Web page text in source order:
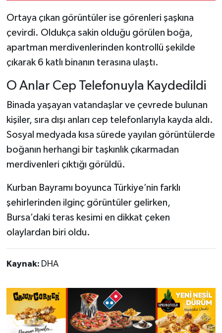
Ortaya çıkan görüntüler ise görenleri şaşkına
çevirdi. Oldukça sakin olduğu görülen boğa,
apartman merdivenlerinden kontrollü şekilde
çıkarak 6 katlı binanın terasına ulaştı.
O Anlar Cep Telefonuyla Kaydedildi
Binada yaşayan vatandaşlar ve çevrede bulunan
kişiler, sıra dışı anları cep telefonlarıyla kayda aldı.
Sosyal medyada kısa sürede yayılan görüntülerde
boğanın herhangi bir taşkınlık çıkarmadan
merdivenleri çıktığı görüldü.
Kurban Bayramı boyunca Türkiye’nin farklı
şehirlerinden ilginç görüntüler gelirken,
Bursa’daki teras kesimi en dikkat çeken
olaylardan biri oldu.
Kaynak: DHA